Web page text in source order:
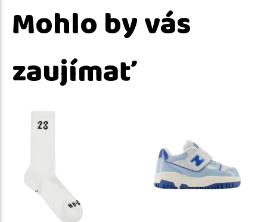
Mohlo by vás
zaujímať